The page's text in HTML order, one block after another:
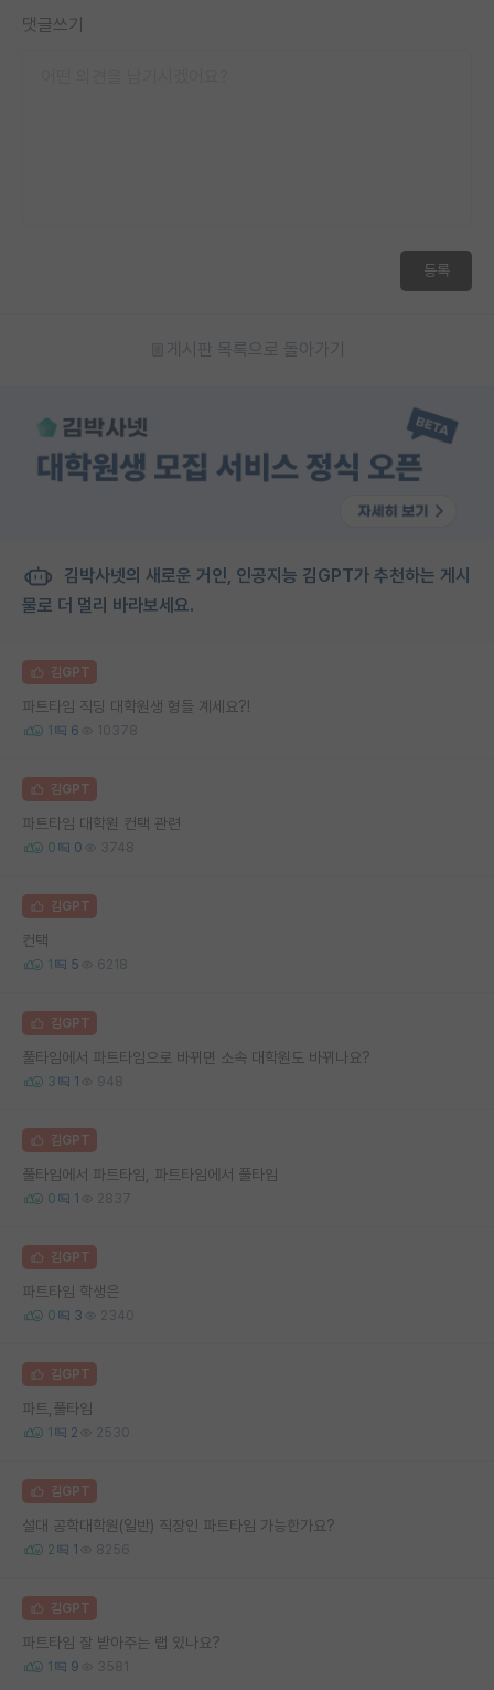
홍보 게시판
댓글쓰기
등록
게시판 목록으로 돌아가기
김박사넷의 새로운 거인, 인공지능 김GPT가 추천하는 게시
물로 더 멀리 바라보세요.
김GPT
파트타임 직딩 대학원생 형들 계세요?!
1 6 10378
김GPT
파트타임 대학원 컨택 관련
0 0 3748
김GPT
컨택
1 5 6218
김GPT
풀타임에서 파트타임으로 바뀌면 소속 대학원도 바뀌나요?
3 1 948
김GPT
풀타임에서 파트타임, 파트타임에서 풀타임
0 1 2837
김GPT
파트타임 학생은
0 3 2340
김GPT
파트,풀타임
1 2 2530
김GPT
설대 공학대학원(일반) 직장인 파트타임 가능한가요?
2 1 8256
김GPT
파트타임 잘 받아주는 랩 있나요?
1 9 3581